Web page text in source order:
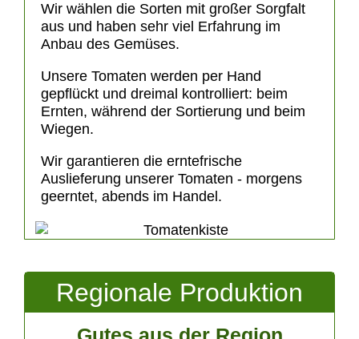
Wir wählen die Sorten mit großer Sorgfalt
aus und haben sehr viel Erfahrung im
Anbau des Gemüses.
Unsere Tomaten werden per Hand
gepflückt und dreimal kontrolliert: beim
Ernten, während der Sortierung und beim
Wiegen.
Wir garantieren die erntefrische
Auslieferung unserer Tomaten - morgens
geerntet, abends im Handel.
Regionale Produktion